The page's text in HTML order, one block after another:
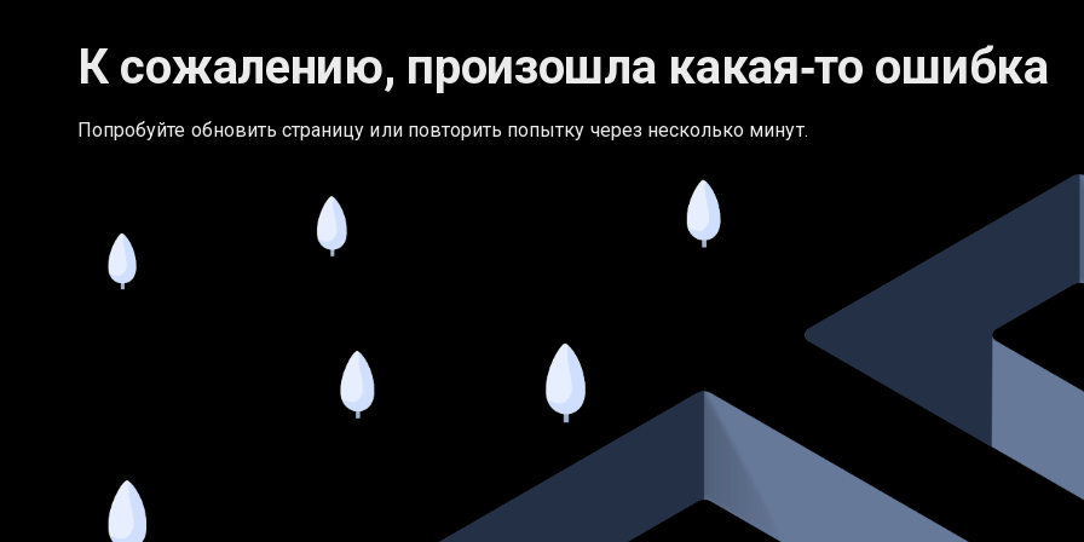
К сожалению, произошла какая‑то ошибка
Попробуйте обновить страницу или повторить попытку через несколько минут.